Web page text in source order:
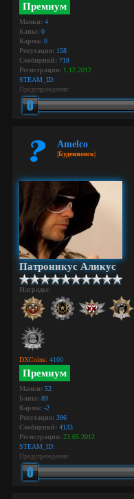
Премиум
Маяки: 4
Баны: 0
Карма: 0
Репутация: 158
Сообщений: 718
Регистрация: 1.12.2012
STEAM_ID:
Предупреждения:
Amelco
|Буденновск|
Патроникус Аликус
Награды:
DXCoins: 4100
Премиум
Маяки: 52
Баны: 89
Карма: -2
Репутация: 396
Сообщений: 4133
Регистрация: 23.05.2012
STEAM_ID:
Предупреждения: